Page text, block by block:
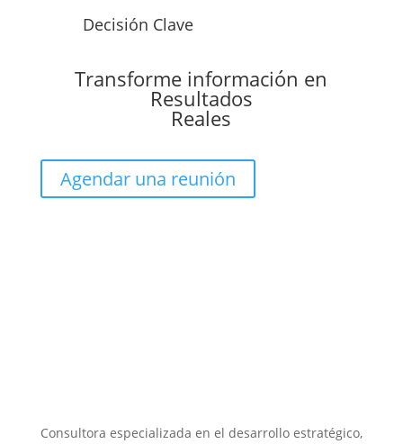
Decisión Clave
Transforme información en
Resultados
Reales
Agendar una reunión
Consultora especializada en el desarrollo estratégico,